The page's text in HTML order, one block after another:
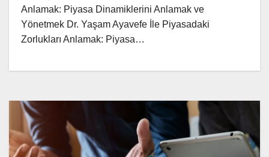
Anlamak: Piyasa Dinamiklerini Anlamak ve
Yönetmek Dr. Yaşam Ayavefe İle Piyasadaki
Zorlukları Anlamak: Piyasa…